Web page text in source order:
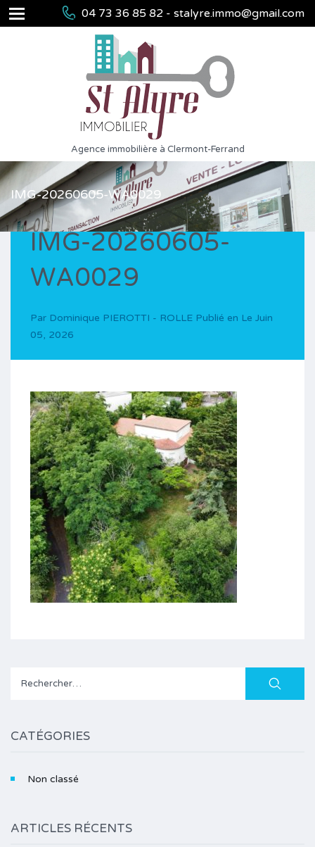
04 73 36 85 82 - stalyre.immo@gmail.com
Agence immobilière à Clermont-Ferrand
IMG-20260605-WA0029
IMG-20260605-
WA0029
Par Dominique PIEROTTI - ROLLE Publié en Le Juin
05, 2026
Rechercher :
CATÉGORIES
Non classé
ARTICLES RÉCENTS